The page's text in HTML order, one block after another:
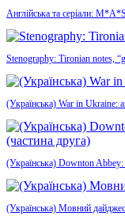
Англійська та серіали:
Stenography: Tironian notes,
(Українська) War in Ukraine:
(Українська) Downton Abbey:
(Українська) Мовний